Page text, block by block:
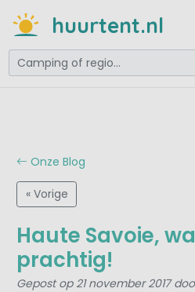
huurtent.nl
Onze Blog
« Vorige
Haute Savoie,
prachtig!
Gepost op 21 november 2017